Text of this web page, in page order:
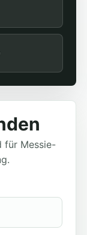
für Messie-